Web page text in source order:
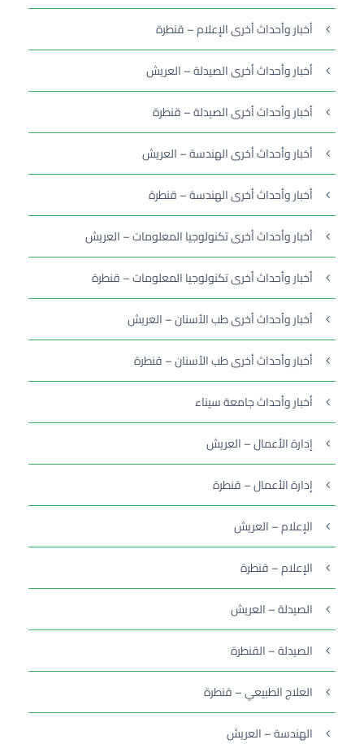
أخبار وأحداث أخرى الإعلام – قنطرة
أخبار وأحداث أخرى الصيدلة – العريش
أخبار وأحداث أخرى الصيدلة – قنطرة
أخبار وأحداث أخرى الهندسة – العريش
أخبار وأحداث أخرى الهندسة – قنطرة
أخبار وأحداث أخرى تكنولوجيا المعلومات – العريش
أخبار وأحداث أخرى تكنولوجيا المعلومات – قنطرة
أخبار وأحداث أخرى طب الأسنان – العريش
أخبار وأحداث أخرى طب الأسنان – قنطرة
أخبار وأحداث جامعة سيناء
إدارة الأعمال – العريش
إدارة الأعمال – قنطرة
الإعلام – العريش
الإعلام – قنطرة
الصيدلة – العريش
الصيدلة – القنطرة
العلاج الطبيعي – قنطرة
الهندسة – العريش